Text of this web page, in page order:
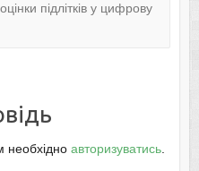
підлітків у цифрову
необхідно авторизуватись.